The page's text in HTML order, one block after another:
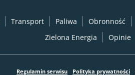
Transport Paliwa Obronność
Zielona Energia
Opinie
Regulamin serwisu Polityka prywatności